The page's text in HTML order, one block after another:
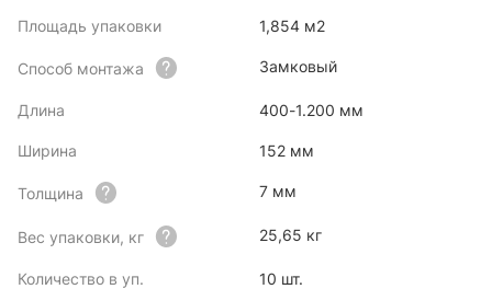
Площадь упаковки 1,854 м2
Способ монтажа Замковый
Длина 400-1.200 мм
Ширина 152 мм
Толщина 7 мм
Вес упаковки, кг 25,65 кг
Количество в уп. 10 шт.